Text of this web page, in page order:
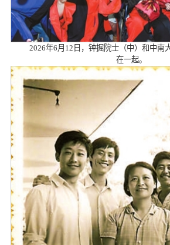
2026年6月12日，钟掘院士（中）和中南
在一起。